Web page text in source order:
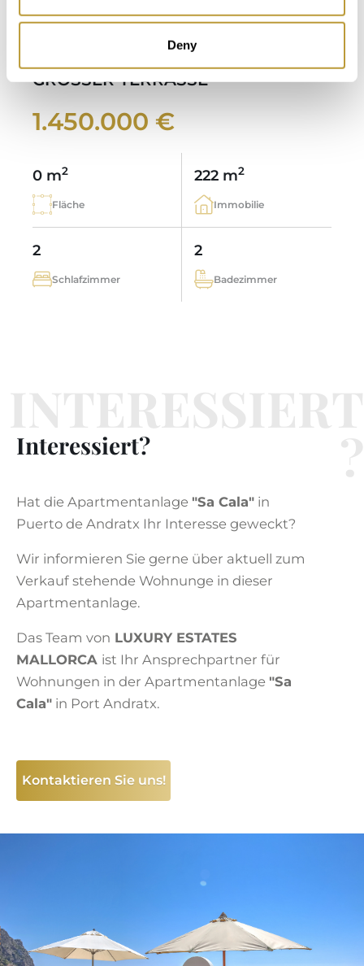
Deny
PUERTO DE ANDRATX MIT SEHR
GROSSER TERRASSE
1.450.000 €
0 m2
Fläche
222 m2
Immobilie
2
Schlafzimmer
2
Badezimmer
Interessiert?
Hat die Apartmentanlage "Sa Cala" in
Puerto de Andratx Ihr Interesse geweckt?
Wir informieren Sie gerne über aktuell zum
Verkauf stehende Wohnunge in dieser
Apartmentanlage.
Das Team von LUXURY ESTATES
MALLORCA ist Ihr Ansprechpartner für
Wohnungen in der Apartmentanlage "Sa
Cala" in Port Andratx.
Kontaktieren Sie uns!